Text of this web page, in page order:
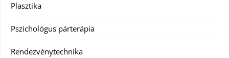
Plasztika
Pszichológus párterápia
Rendezvénytechnika